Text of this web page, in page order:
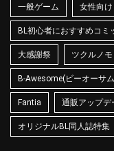
一般ゲーム 女性向け
BL初心者におすすめコミ
大感謝祭 ツクルノモ
B-Awesome(ビーオーサ
Fantia 通販アップデ
オリジナルBL同人誌特集